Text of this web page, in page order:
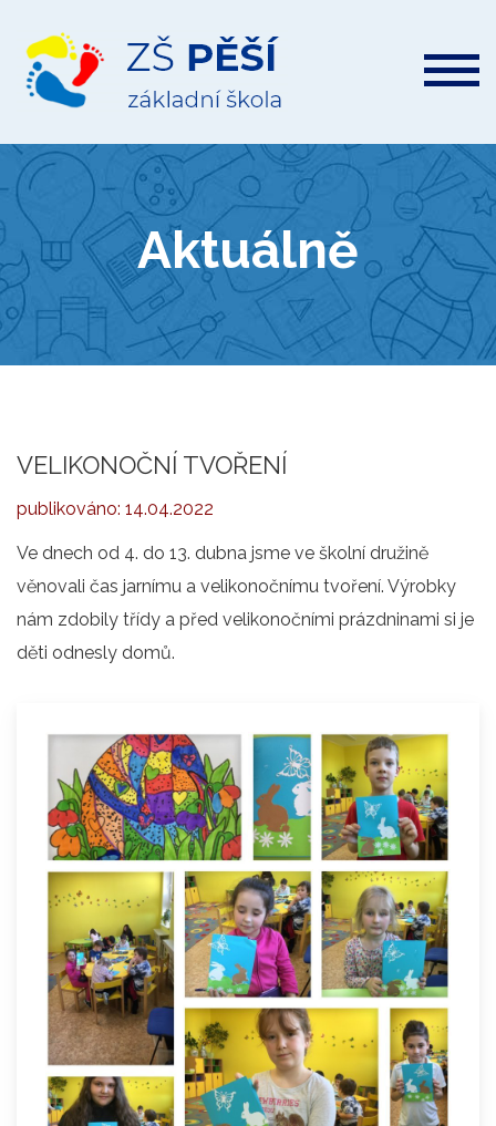
ZŠ
Pěší
Aktuálně
VELIKONOČNÍ TVOŘENÍ
publikováno: 14.04.2022
Ve dnech od 4. do 13. dubna jsme ve školní družině
věnovali čas jarnímu a velikonočnímu tvoření. Výrobky
nám zdobily třídy a před velikonočními prázdninami si je
děti odnesly domů.